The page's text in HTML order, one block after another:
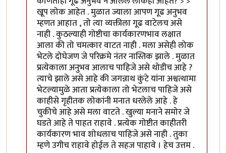
खूप लोक आहेत . मुळात ज्याला आपण गूढ अनुभव
म्हणत आहात , तो त्या व्यक्तीला गूढ वाटेलच असे
नाही . कुठल्याही गोष्टीचा कार्यकारणभाव लक्षात
आला की तो चमत्कार वाटत नाही . मला असेही लोक
भेटले दोघेजण जे परिक्रमे नंतर नास्तिक झाले . मुळात
प्रत्येकाला अनुभव आलाच पाहिजे असे थोडीच आहे ?
त्याचे झाले असे आहे की जगन्नाथ कुंटे यांना अश्वत्थामा
भेटल्यामुळे आता प्रत्येकाला तो भेटलाच पाहिजे असे
काहीसे गृहीतक लोकांनी मनात धरलेले आहे . हे
चुकीचे आहे असे मला वाटते . खुल्या मनाने समोर जे
घडते आहे ते पाहत राहावे . प्रत्येक गोष्टीत काहीतरी
कार्यकारण भाव शोधलाच पाहिजे असे नाही . तुका
म्हणे उगीच राहावे होईल ते सहज पाहावे । हेच उत्तम .